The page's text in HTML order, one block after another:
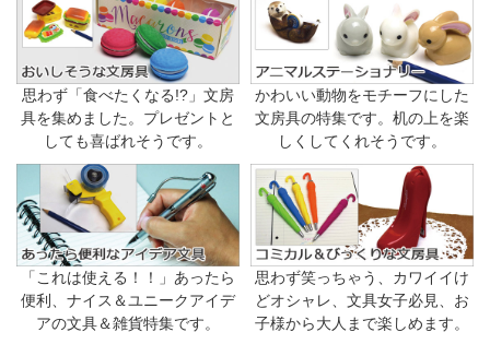
思わず「食べたくなる!?」文房
具を集めました。プレゼントと
しても喜ばれそうです。
かわいい動物をモチーフにした
文房具の特集です。机の上を楽
しくしてくれそうです。
「これは使える！！」あったら
便利、ナイス＆ユニークアイデ
アの文具＆雑貨特集です。
思わず笑っちゃう、カワイイけ
どオシャレ、文具女子必見、お
子様から大人まで楽しめます。